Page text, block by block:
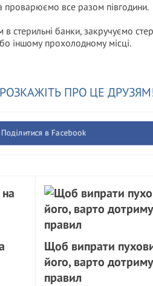
проварюємо все разом півгодини.
стерильні банки, закручуємо
іншому прохолодному місці.
ПРО ЦЕ
Поділитися в Facebook
Щоб випрати
його, варто
правил